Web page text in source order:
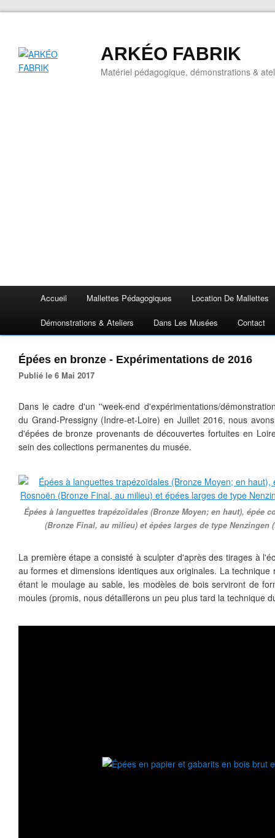
ARKÉO FABRIK
Matériel pédagogique, démonstrations &
Accueil Mallettes Pédagogiques Location De Mallettes
Démonstrations & Ateliers Dans Les Musées Contact
Épées en bronze - Expérimentations de 2016
Publié le 6 Mai 2017
Dans le cadre d'un ''week-end d'expérimentations/
du Grand-Pressigny (Indre-et-Loire) en Juillet 2016, nous
d'épées de bronze provenants de découvertes fortuites en
sein des collections permanentes du musée.
Épées à languettes trapézoïdales (Bronze Moyen; en haut), épée
(Bronze Final, au milieu) et épées larges de type
La première étape a consisté à sculpter d'après des tirages à
au formes et dimensions identiques aux originales. La
étant le moulage au sable, les modèles de bois serviront de
moules (promis, nous détaillerons un peu plus tard la technique